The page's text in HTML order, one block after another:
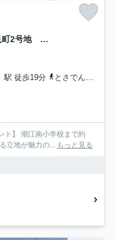
「LDK18帖超の和室付」高知市高見町2号地 新築一戸建て
駅 徒歩19分
とさでん交通「高見（高知県）」バス停下車 徒歩2分
ト】 潮江南小学校まで約
立地が魅力の... もっと見る